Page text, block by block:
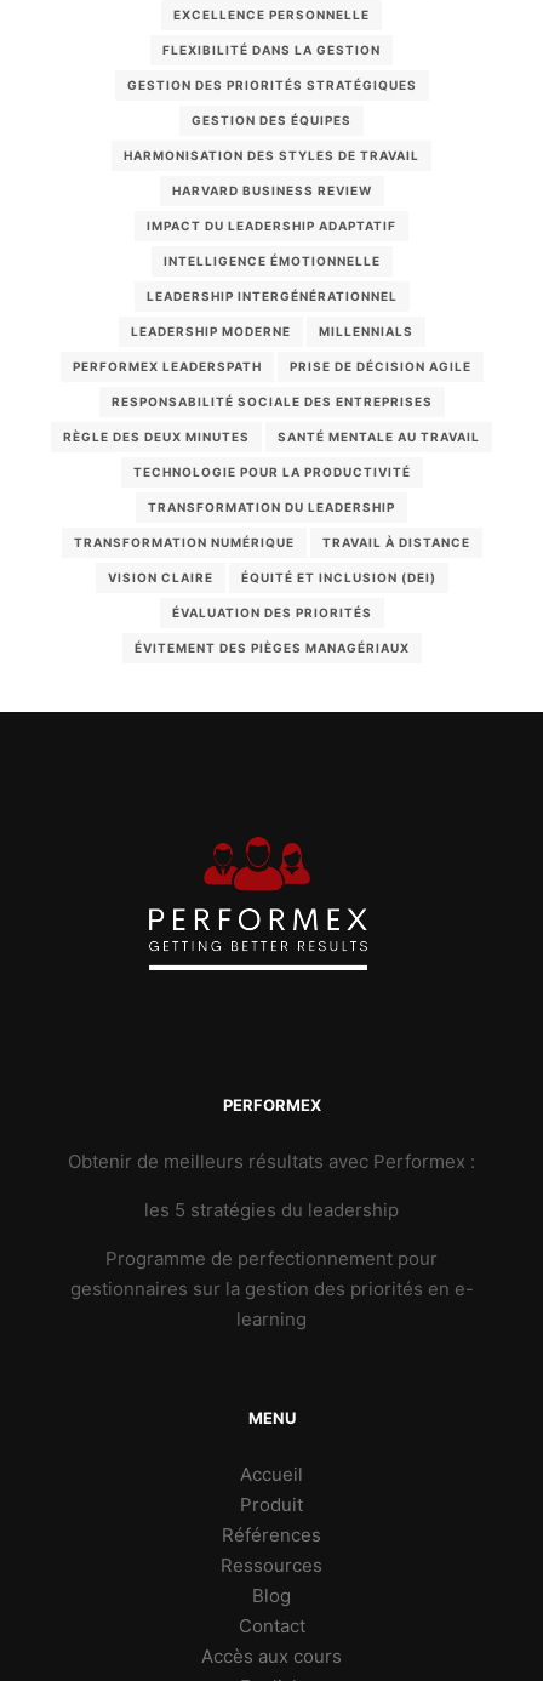
EXCELLENCE PERSONNELLE
FLEXIBILITÉ DANS LA GESTION
GESTION DES PRIORITÉS STRATÉGIQUES
GESTION DES ÉQUIPES
HARMONISATION DES STYLES DE TRAVAIL
HARVARD BUSINESS REVIEW
IMPACT DU LEADERSHIP ADAPTATIF
INTELLIGENCE ÉMOTIONNELLE
LEADERSHIP INTERGÉNÉRATIONNEL
LEADERSHIP MODERNE MILLENNIALS
PERFORMEX LEADERSPATH PRISE DE DÉCISION AGILE
RESPONSABILITÉ SOCIALE DES ENTREPRISES
RÈGLE DES DEUX MINUTES SANTÉ MENTALE AU TRAVAIL
TECHNOLOGIE POUR LA PRODUCTIVITÉ
TRANSFORMATION DU LEADERSHIP
TRANSFORMATION NUMÉRIQUE TRAVAIL À DISTANCE
VISION CLAIRE ÉQUITÉ ET INCLUSION (DEI)
ÉVALUATION DES PRIORITÉS
ÉVITEMENT DES PIÈGES MANAGÉRIAUX
PERFORMEX
Obtenir de meilleurs résultats avec Performex :
les 5 stratégies du leadership
Programme de perfectionnement pour
gestionnaires sur la gestion des priorités en e-
learning
MENU
Accueil
Produit
Références
Ressources
Blog
Contact
Accès aux cours